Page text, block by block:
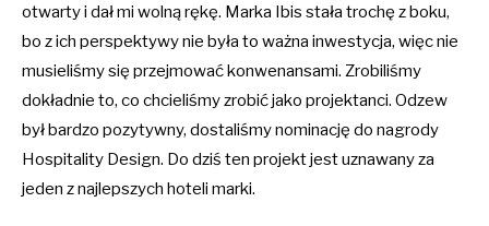
otwarty i dał mi wolną rękę. Marka Ibis stała trochę z boku,
bo z ich perspektywy nie była to ważna inwestycja, więc nie
musieliśmy się przejmować konwenansami. Zrobiliśmy
dokładnie to, co chcieliśmy zrobić jako projektanci. Odzew
był bardzo pozytywny, dostaliśmy nominację do nagrody
Hospitality Design. Do dziś ten projekt jest uznawany za
jeden z najlepszych hoteli marki.